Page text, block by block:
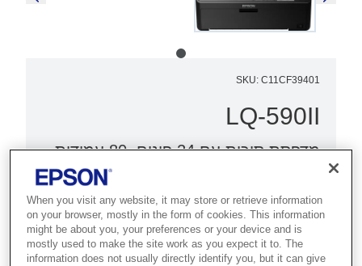
SKU: C11CF39401
LQ-590II
מדפסת סיכות עם 24 פינים, 80 עמודות,
המתאפיינת בהדפסה מהירה, באמינות
מעולה ובעלות תפעול נמוכה מאוד.
אמינות מוגדלת
מהירויות הדפסה גבוהות
When you visit any website, it may store or retrieve information
on your browser, mostly in the form of cookies. This information
might be about you, your preferences or your device and is
mostly used to make the site work as you expect it to. The
information does not usually directly identify you, but it can give